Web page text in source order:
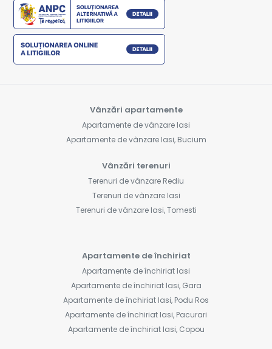
Vânzări apartamente
Apartamente de vânzare Iasi
Apartamente de vânzare Iasi, Bucium
Vânzări terenuri
Terenuri de vânzare Rediu
Terenuri de vânzare Iasi
Terenuri de vânzare Iasi, Tomesti
Apartamente de închiriat
Apartamente de închiriat Iasi
Apartamente de închiriat Iasi, Gara
Apartamente de închiriat Iasi, Podu Ros
Apartamente de închiriat Iasi, Pacurari
Apartamente de închiriat Iasi, Copou